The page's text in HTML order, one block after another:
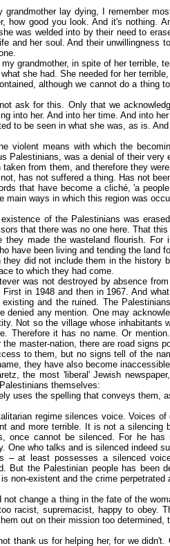
grandmother lay dying, I remember
how good you look. And it's nothing.
was welded into by their need to
and her soul. And their unwillingness
my grandmother, in spite of her terrible,
she had. She needed for her
although we cannot do a thing
ask for this. Only that we
into her. And into her time. And into
to be seen in what she was, as is.
violent means with which the
Palestinians, was a denial of their very
taken from them, and therefore they
has not suffered a thing. Has not
that have become a cliché, 'a
main ways in which this region was
of the Palestinians was
that there was no one here. That
they made the wasteland flourish.
have been living and tending the land
they did not include them in the history
to which they had come.
was not destroyed by absence
First in 1948 and then in 1967. And
existing and the ruined. The
denied any mention. One may
Not so the village whose inhabitants
Therefore it has no name. Or
the master-nation, there are road signs
to them, but no signs tell of the
they have also become
the most 'liberal' Jewish
themselves:
uses the spelling that conveys them,
regime silences voice. Voices
and more terrible. It is not a silencing
once cannot be silenced. For he
One who talks and is silenced indeed
– at least possesses a silenced
But the Palestinian people has been
non-existent and the crime
not change a thing in the fate of the
racist, supremacist, happy to obey.
out on their mission too determined,
thank us for helping her, for we